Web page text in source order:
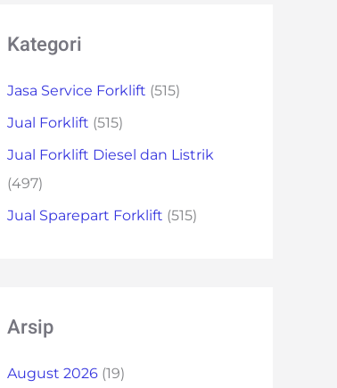
Kategori
Jasa Service Forklift (515)
Jual Forklift (515)
Jual Forklift Diesel dan Listrik
(497)
Jual Sparepart Forklift (515)
Arsip
August 2026 (19)